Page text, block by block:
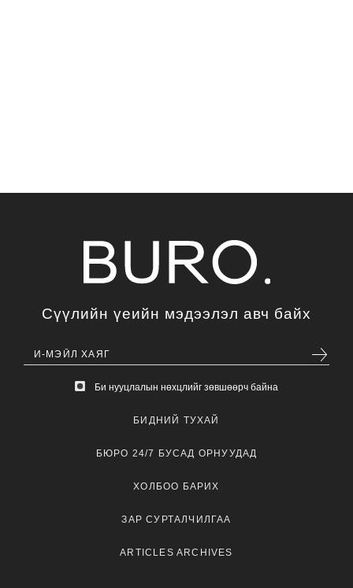
Сүүлийн үеийн мэдээлэл авч байх
Би нууцлалын нөхцлийг зөвшөөрч байна
БИДНИЙ ТУХАЙ
БЮРО 24/7 БУСАД ОРНУУДАД
ХОЛБОО БАРИХ
ЗАР СУРТАЛЧИЛГАА
ARTICLES ARCHIVES